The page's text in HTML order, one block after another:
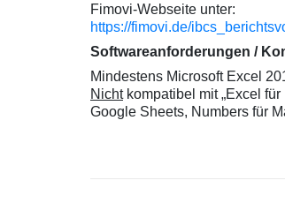
Fimovi-Webseite unter:
https://fimovi.de/
Softwareanforderungen /
Mindestens Microsoft Excel
Nichtkompatibel mit „Excel
Google Sheets, Numbers für